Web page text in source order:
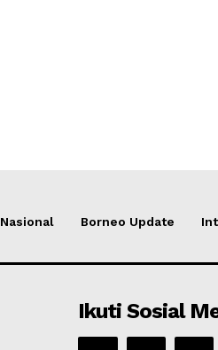
Nasional Borneo Update
Ikuti Sosial